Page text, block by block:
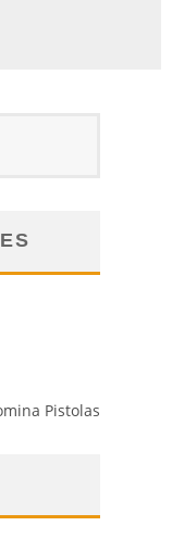
Pistolas